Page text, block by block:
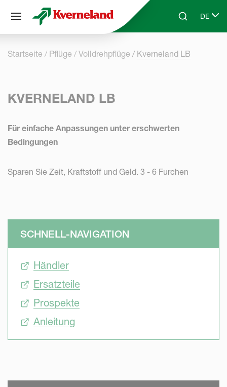
Skip to main contentSearchDE
Select
Startseite Pflüge Volldrehpflüge Kverneland LB
KVERNELAND LB
Für einfache Anpassungen unter erschwerten
Bedingungen
Sparen Sie Zeit, Kraftstoff und Geld. 3 - 6 Furchen
SCHNELL-NAVIGATION
Händler
Ersatzteile
Prospekte
Anleitung
Cookie-Einstellungen